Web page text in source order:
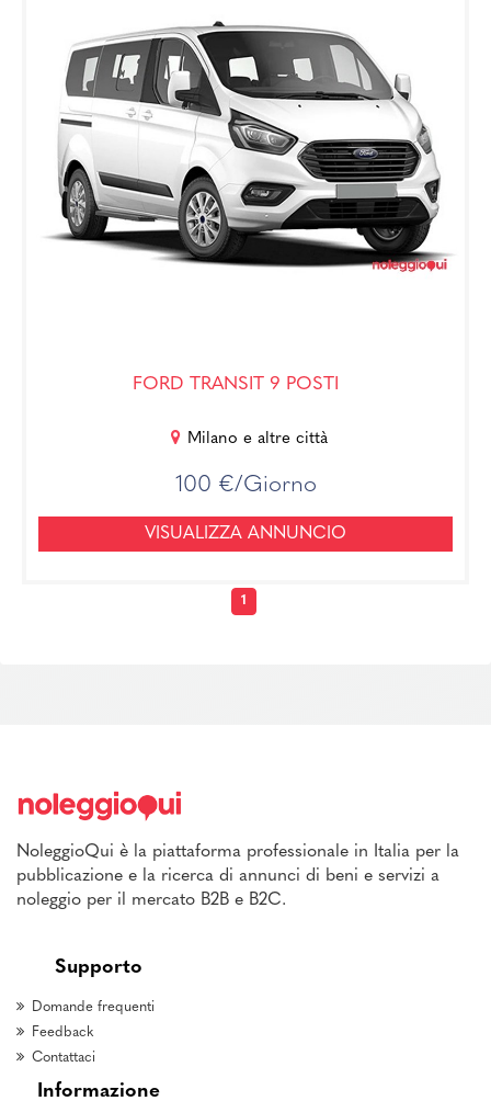
FORD TRANSIT 9 POSTI
Milano e altre città
100 €/Giorno
VISUALIZZA ANNUNCIO
1
NoleggioQui è la piattaforma professionale in Italia per la
pubblicazione e la ricerca di annunci di beni e servizi a
noleggio per il mercato B2B e B2C.
Supporto
Domande frequenti
Feedback
Contattaci
Informazione